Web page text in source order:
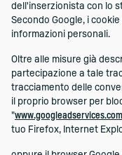
dell'inserzionista con lo
Secondo Google, i
informazioni personali.
Oltre alle misure già
partecipazione a tale
tracciamento delle
il proprio browser per
"www.googleadservices.com
tuo Firefox, Internet